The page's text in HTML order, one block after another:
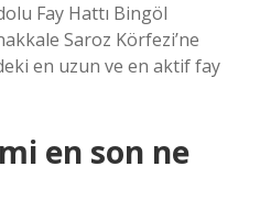
Fay Hattı Bingöl
Saroz Körfezi’ne
en uzun ve en aktif fay
en son ne